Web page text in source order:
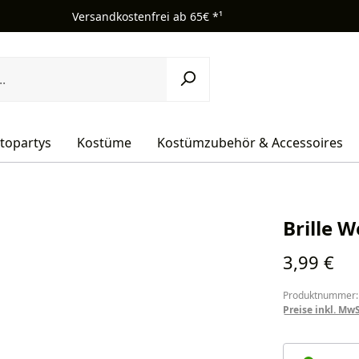
Versandkostenfrei ab 65€ *¹
Kostüme Kostümzubehör & Accessoires
Brille
Regulärer
3,99 €
Preise inkl.